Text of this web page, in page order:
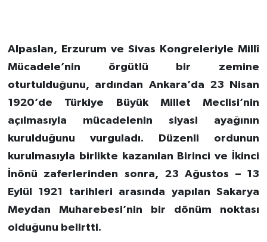
Alpaslan, Erzurum ve Sivas Kongreleriyle Millî
Mücadele’nin örgütlü bir zemine
oturtulduğunu, ardından Ankara’da 23 Nisan
1920’de Türkiye Büyük Millet Meclisi’nin
açılmasıyla mücadelenin siyasi ayağının
kurulduğunu vurguladı. Düzenli ordunun
kurulmasıyla birlikte kazanılan Birinci ve İkinci
İnönü zaferlerinden sonra, 23 Ağustos – 13
Eylül 1921 tarihleri arasında yapılan Sakarya
Meydan Muharebesi’nin bir dönüm noktası
olduğunu belirtti.